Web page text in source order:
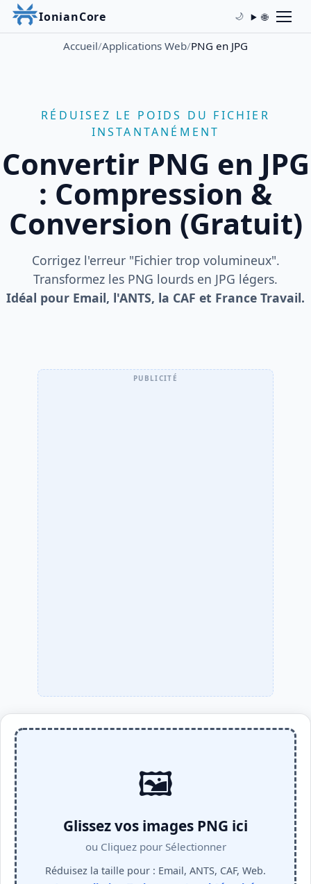
IonianCore 🌙 🌐
Accueil/Applications Web/PNG en JPG
RÉDUISEZ LE POIDS DU FICHIER
INSTANTANÉMENT
Convertir PNG en JPG
: Compression &
Conversion (Gratuit)
Corrigez l'erreur "Fichier trop volumineux".
Transformez les PNG lourds en JPG légers.
Idéal pour Email, l'ANTS, la CAF et France Travail.
🖼️
Glissez vos images PNG ici
ou Cliquez pour Sélectionner
Réduisez la taille pour : Email, ANTS, CAF, Web.